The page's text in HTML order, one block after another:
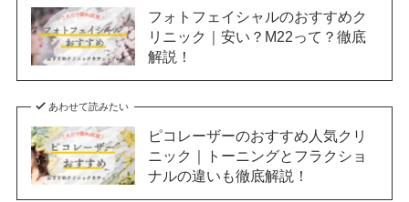
フォトフェイシャルのおすすめク
リニック｜安い？M22って？徹底
解説！
あわせて読みたい
ピコレーザーのおすすめ人気クリ
ニック｜トーニングとフラクショ
ナルの違いも徹底解説！